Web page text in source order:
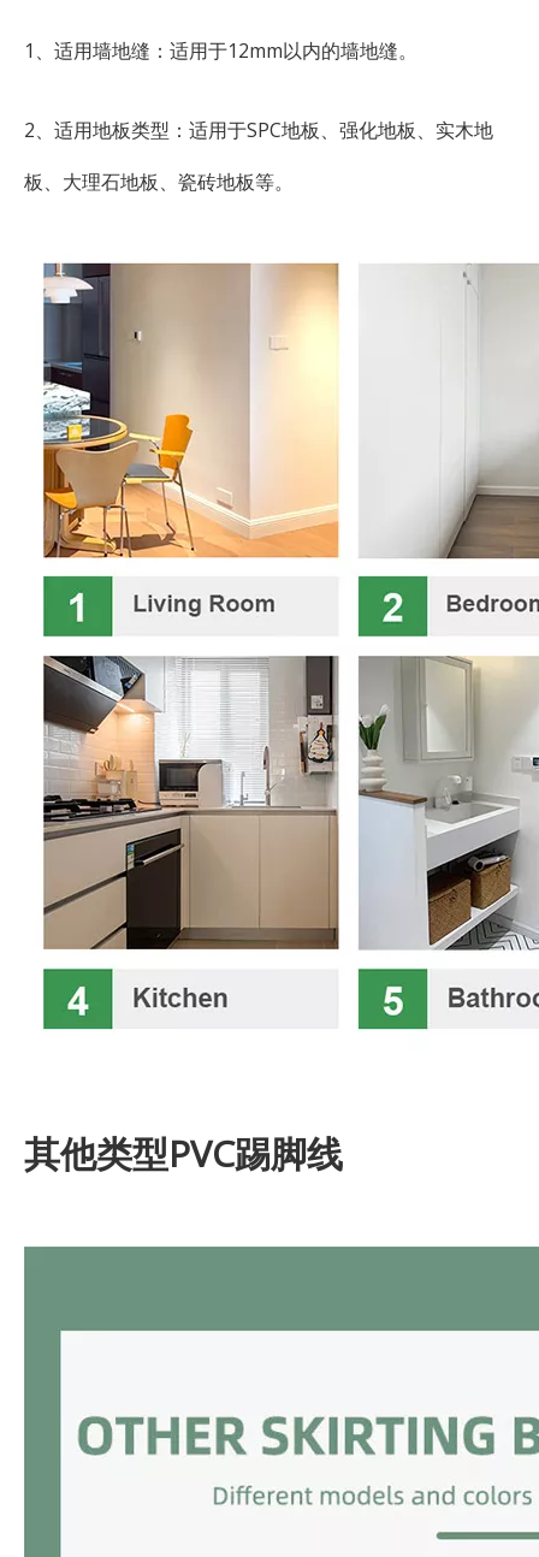
1、适用墙地缝：适用于12mm以内的墙地缝。
2、适用地板类型：适用于SPC地板、强化地板、实木地
板、大理石地板、瓷砖地板等。
其他类型PVC踢脚线